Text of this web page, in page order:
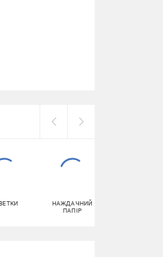
НАЖДАЧНИЙ
ПАПІР